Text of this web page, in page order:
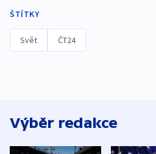
ŠTÍTKY
Svět ČT24
Výběr redakce